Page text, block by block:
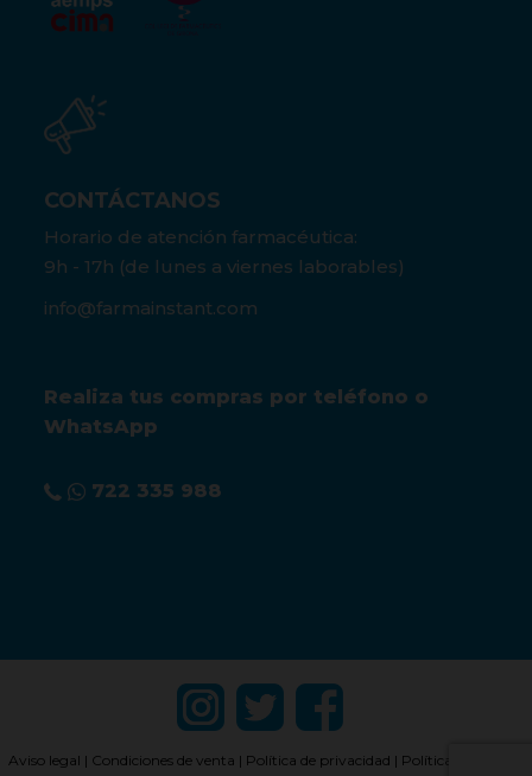
CONTÁCTANOS
Horario de atención farmacéutica:
9h - 17h (de lunes a viernes laborables)
info@farmainstant.com
Realiza tus compras por teléfono o
WhatsApp
722 335 988
Aviso legal | Condiciones de venta | Política de privacidad | Política de cookies